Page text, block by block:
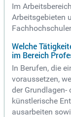
Im
Arbeitsgebieten
Welche
im Bereich
In Berufen, die
voraussetzen,
der
künstlerische
ausarbeiten